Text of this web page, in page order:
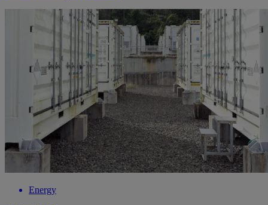
Energy